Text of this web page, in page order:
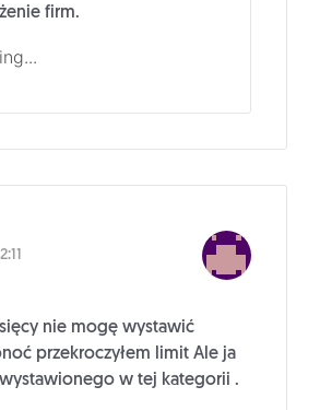
firm.
nie mogę wystawić
przekroczyłem limit Ale ja
w tej kategorii .